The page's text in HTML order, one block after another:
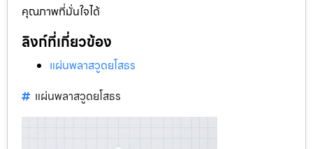
คุณภาพที่มั่นใจได้
ลิงก์ที่เกี่ยวข้อง
แผ่นพลาสวูดยโสธร
แผ่นพลาสวูดยโสธร